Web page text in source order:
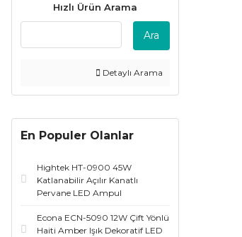
Hızlı Ürün Arama
Ara
Detaylı Arama
En Populer Olanlar
Hightek HT-0900 45W
Katlanabilir Açılır Kanatlı
Pervane LED Ampul
Econa ECN-5090 12W Çift Yönlü
Haiti Amber Işık Dekoratif LED